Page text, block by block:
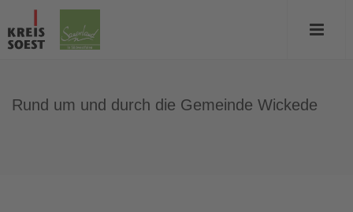
Rund um und durch die Gemeinde Wickede